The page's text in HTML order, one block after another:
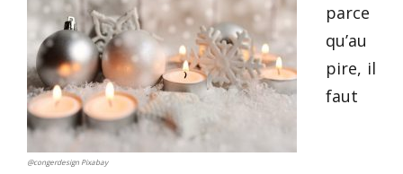
@congerdesign Pixabay
parce
qu’au
pire, il
faut